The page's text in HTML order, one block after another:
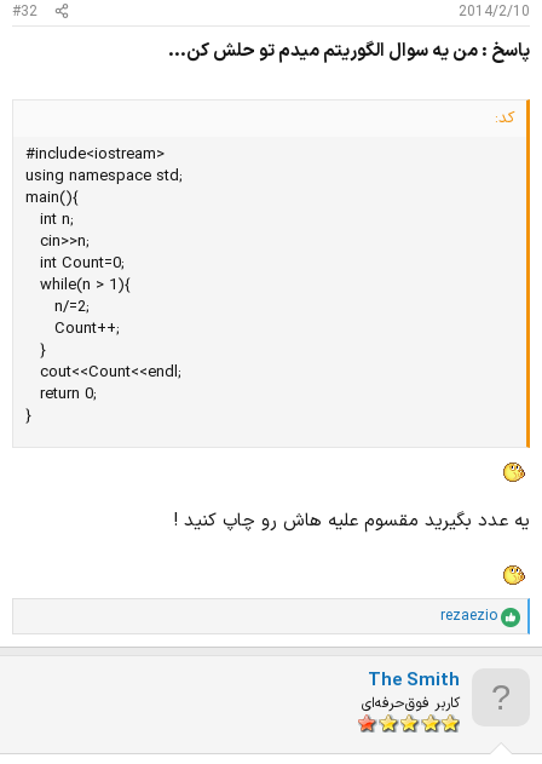
2014/2/10
#32
پاسخ : من يه سوال الگوريتم ميدم تو حلش كن...
کد:
#include<iostream>
using namespace std;
main(){
   int n;
   cin>>n;
   int Count=0;
   while(n > 1){
      n/=2;
      Count++;
   }
   cout<<Count<<endl;
   return 0;
}
یه عدد بگیرید مقسوم علیه هاش رو چاپ کنید !
ا
م
rezaezio
The Smith
کاربر فوق‌حرفه‌ای